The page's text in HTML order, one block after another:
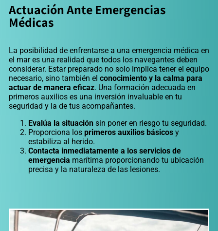
Actuación Ante Emergencias
Médicas
La posibilidad de enfrentarse a una emergencia médica en
el mar es una realidad que todos los navegantes deben
considerar. Estar preparado no solo implica tener el equipo
necesario, sino también el conocimiento y la calma para
actuar de manera eficaz. Una formación adecuada en
primeros auxilios es una inversión invaluable en tu
seguridad y la de tus acompañantes.
Evalúa la situación sin poner en riesgo tu seguridad.
Proporciona los primeros auxilios básicos y
estabiliza al herido.
Contacta inmediatamente a los servicios de
emergencia marítima proporcionando tu ubicación
precisa y la naturaleza de las lesiones.